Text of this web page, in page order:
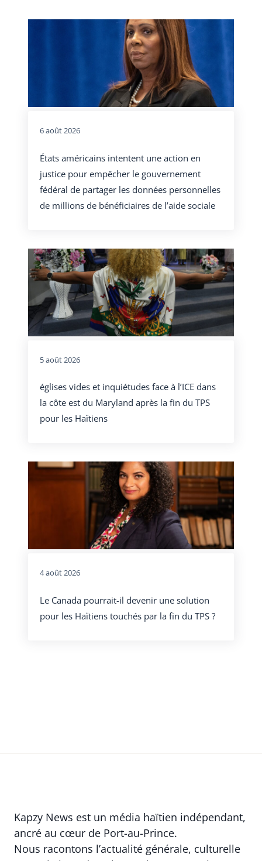
6 août 2026
États américains intentent une action en
justice pour empêcher le gouvernement
fédéral de partager les données personnelles
de millions de bénéficiaires de l’aide sociale
5 août 2026
églises vides et inquiétudes face à l’ICE dans
la côte est du Maryland après la fin du TPS
pour les Haïtiens
4 août 2026
Le Canada pourrait-il devenir une solution
pour les Haïtiens touchés par la fin du TPS ?
Kapzy News est un média haïtien indépendant,
ancré au cœur de Port-au-Prince.
Nous racontons l’actualité générale, culturelle